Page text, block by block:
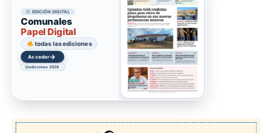
EDICIÓN DIGITAL
Comunales
Papel Digital
todas las ediciones
Acceder→
ediciones 2026